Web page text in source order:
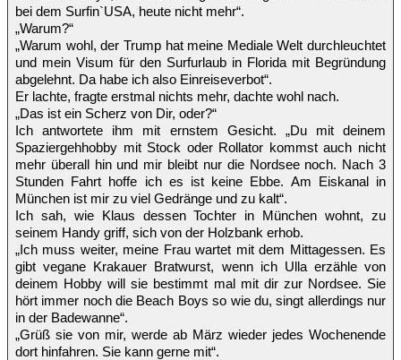
bei dem Surfin`USA, heute nicht mehr“.
„Warum?“
„Warum wohl, der Trump hat meine Mediale Welt durchleuchtet
und mein Visum für den Surfurlaub in Florida mit Begründung
abgelehnt. Da habe ich also Einreiseverbot“.
Er lachte, fragte erstmal nichts mehr, dachte wohl nach.
„Das ist ein Scherz von Dir, oder?“
Ich antwortete ihm mit ernstem Gesicht. „Du mit deinem
Spaziergehhobby mit Stock oder Rollator kommst auch nicht
mehr überall hin und mir bleibt nur die Nordsee noch. Nach 3
Stunden Fahrt hoffe ich es ist keine Ebbe. Am Eiskanal in
München ist mir zu viel Gedränge und zu kalt“.
Ich sah, wie Klaus dessen Tochter in München wohnt, zu
seinem Handy griff, sich von der Holzbank erhob.
„Ich muss weiter, meine Frau wartet mit dem Mittagessen. Es
gibt vegane Krakauer Bratwurst, wenn ich Ulla erzähle von
deinem Hobby will sie bestimmt mal mit dir zur Nordsee. Sie
hört immer noch die Beach Boys so wie du, singt allerdings nur
in der Badewanne“.
„Grüß sie von mir, werde ab März wieder jedes Wochenende
dort hinfahren. Sie kann gerne mit“.